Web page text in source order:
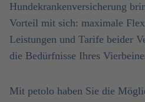
Hundekrankenversicherung
Vorteil mit sich: maximale
Leistungen und Tarife beider
die Bedürfnisse Ihres
Mit petolo haben Sie die